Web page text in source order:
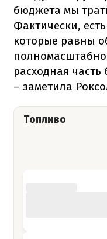
бюджета мы
Фактически,
которые равны
расходная
– заметила
Топливо